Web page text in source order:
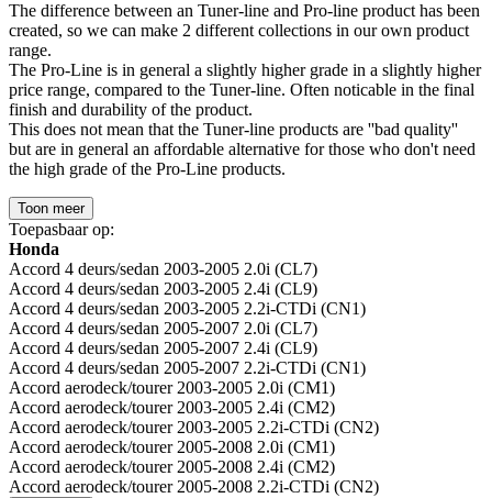
The difference between an Tuner-line and Pro-line product has been
created, so we can make 2 different collections in our own product
range.
The Pro-Line is in general a slightly higher grade in a slightly higher
price range, compared to the Tuner-line. Often noticable in the final
finish and durability of the product.
This does not mean that the Tuner-line products are ''bad quality''
but are in general an affordable alternative for those who don't need
the high grade of the Pro-Line products.
Toon meer
Toepasbaar op:
Honda
Accord 4 deurs/sedan 2003-2005 2.0i (CL7)
Accord 4 deurs/sedan 2003-2005 2.4i (CL9)
Accord 4 deurs/sedan 2003-2005 2.2i-CTDi (CN1)
Accord 4 deurs/sedan 2005-2007 2.0i (CL7)
Accord 4 deurs/sedan 2005-2007 2.4i (CL9)
Accord 4 deurs/sedan 2005-2007 2.2i-CTDi (CN1)
Accord aerodeck/tourer 2003-2005 2.0i (CM1)
Accord aerodeck/tourer 2003-2005 2.4i (CM2)
Accord aerodeck/tourer 2003-2005 2.2i-CTDi (CN2)
Accord aerodeck/tourer 2005-2008 2.0i (CM1)
Accord aerodeck/tourer 2005-2008 2.4i (CM2)
Accord aerodeck/tourer 2005-2008 2.2i-CTDi (CN2)